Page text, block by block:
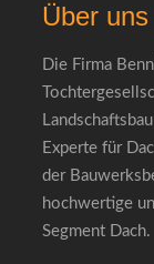
Über uns
Die Firma
Experte für
der
hochwertige
Segment Dach.